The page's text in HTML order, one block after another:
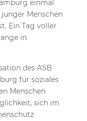
einmal
Menschen
Ein Tag voller
in
des ASB
für soziales
Menschen
sich im